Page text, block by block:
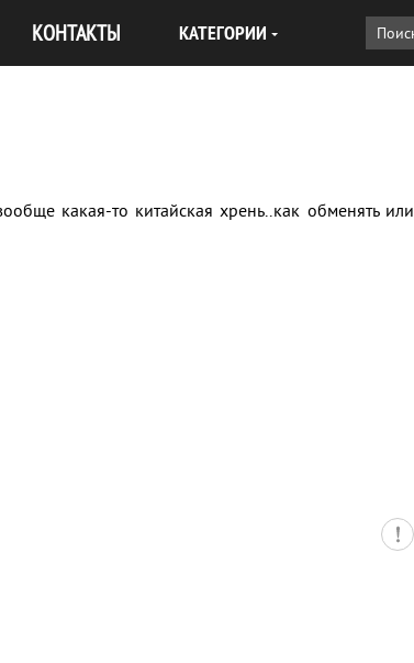
КОНТАКТЫ КАТЕГОРИИ
какая-то китайская хрень..как обменять или